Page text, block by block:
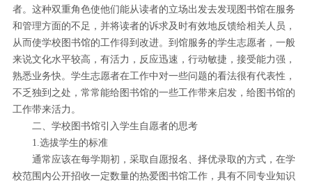
者。这种双重角色使他们能从读者的立场出发去发现图书馆在服务
和管理方面的不足，并将读者的诉求及时有效地反馈给相关人员，
从而使学校图书馆的工作得到改进。到馆服务的学生志愿者，一般
来说文化水平较高，有活力，反应迅速，行动敏捷，接受能力强，
熟悉业务快。学生志愿者在工作中对一些问题的看法很有代表性，
不乏独到之处，常常能给图书馆的一些工作带来启发，给图书馆的
工作带来活力。
二、学校图书馆引入学生自愿者的思考
1.选拔学生的标准
通常应该在每学期初，采取自愿报名、择优录取的方式，在学
校范围内公开招收一定数量的热爱图书馆工作，具有不同专业知识